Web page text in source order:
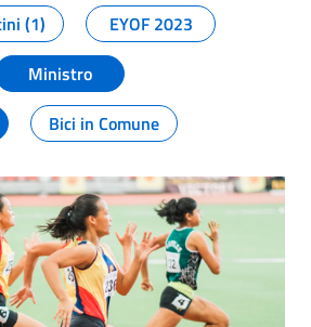
(1)
EYOF 2023
Ministro
Bici in Comune